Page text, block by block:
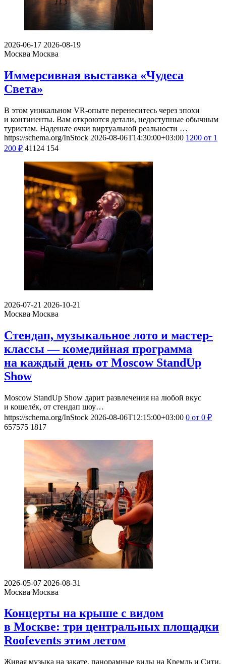
2026-06-17 2026-08-19
Москва Москва
Иммерсивная выставка «Чудеса
Света»
В этом уникальном VR-опыте перенеситесь через эпохи
и континенты. Вам откроются детали, недоступные обычным
туристам. Наденьте очки виртуальной реальности …
https://schema.org/InStock 2026-08-06T14:30:00+03:00 1200 от 1
200 ₽ 41124 154
2026-07-21 2026-10-21
Москва Москва
Стендап, музыкальное лото и мастер-
классы — комедийная программа
на каждый день от Moscow StandUp
Show
Moscow StandUp Show дарит развлечения на любой вкус
и кошелёк, от стендап шоу…
https://schema.org/InStock 2026-08-06T12:15:00+03:00 0 от 0 ₽
657575 1817
2026-05-07 2026-08-31
Москва Москва
Концерты на крыше с видом
в Москве: три центральных площадки
Roofevents этим летом
Живая музыка на закате, панорамные виды на Кремль и Сити,